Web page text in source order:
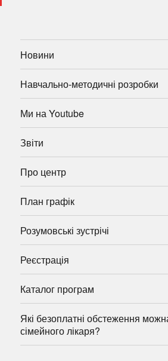
Новини
Навчально-методичні розробки
Ми на Youtube
Звіти
Про центр
План графік
Розумовські зустрічі
Реєстрація
Каталог програм
Які безоплатні обстеження
сімейного лікаря?